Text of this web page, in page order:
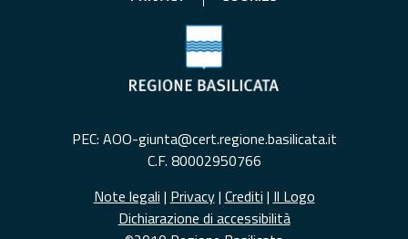
PEC: AOO-giunta@cert.regione.basilicata.it
C.F. 80002950766
Note legali | Privacy| Crediti | Il Logo
Dichiarazione di accessibilità